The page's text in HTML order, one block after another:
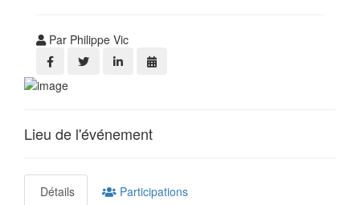
Par Philippe Vic
Lieu de l'événement
Détails
Participations